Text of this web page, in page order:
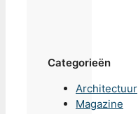
Categorieën
Architectuur
Magazine